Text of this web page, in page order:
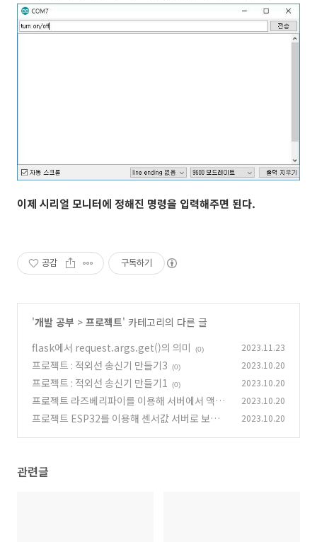
이제 시리얼 모니터에 정해진 명령을 입력해주면 된다.
공감 구독하기
'개발 공부 > 프로젝트' 카테고리의 다른 글
flask에서 request.args.get()의 의미
(0) 2023.11.23
프로젝트 : 적외선 송신기 만들기3 (0) 2023.10.20
프로젝트 : 적외선 송신기 만들기1 (0) 2023.10.20
프로젝트 라즈베리파이를 이용해 서버에서 액츄
레이터 제어 (0)
2023.10.20
프로젝트 ESP32를 이용해 센서값 서버로 보내기
2023.10.20
관련글